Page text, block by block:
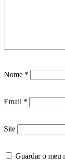
Nome *
Email *
Site
Guardar o meu